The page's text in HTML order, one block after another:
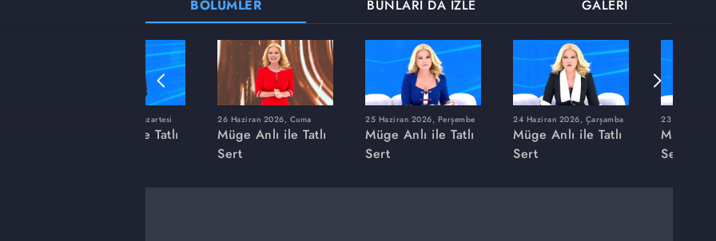
BÖLÜMLER BUNLARI DA İZLE GALERİ
8 Haziran 2026, Pazartesi
Müge Anlı ile Tatlı
26 Haziran 2026, Cuma
Müge Anlı ile Tatlı
Sert
25 Haziran 2026, Perşembe
Müge Anlı ile Tatlı
Sert
24 Haziran 2026, Çarşamba
Müge Anlı ile Tatlı
Sert
23 Haziran
Müge
Sert